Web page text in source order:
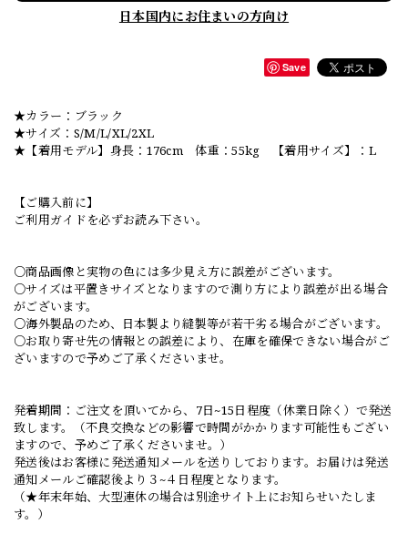
日本国内にお住まいの方向け
Save
★カラー：ブラック
★サイズ：S/M/L/XL/2XL
★【着用モデル】身長：176cm 体重：55kg 【着用サイズ】：L
【ご購入前に】
ご利用ガイドを必ずお読み下さい。
○商品画像と実物の色には多少見え方に誤差がございます。
○サイズは平置きサイズとなりますので測り方により誤差が出る場合
がございます。
○海外製品のため、日本製より縫製等が若干劣る場合がございます。
○お取り寄せ先の情報との誤差により、在庫を確保できない場合がご
ざいますので予めご了承くださいませ。
発着期間：ご注文を頂いてから、7日~15日程度（休業日除く）で発送
致します。（不良交換などの影響で時間がかかります可能性もござい
ますので、予めご了承くださいませ。）
発送後はお客様に発送通知メールを送りしております。お届けは発送
通知メールご確認後より３~４日程度となります。
（★年末年始、大型連休の場合は別途サイト上にお知らせいたしま
す。）